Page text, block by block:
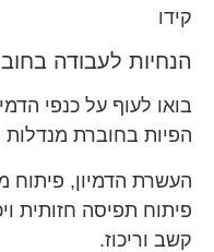
קידו
הנחיות לעבודה
בואו לעוף על כנפי
הפיות בחוברת
העשרת הדמיון, פיתוח
פיתוח תפיסה חזותית
קשב וריכוז.